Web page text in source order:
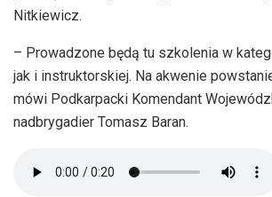
Nitkiewicz.
– Prowadzone będą tu szkolenia w
jak i instruktorskiej. Na akwenie
mówi Podkarpacki Komendant
nadbrygadier Tomasz Baran.